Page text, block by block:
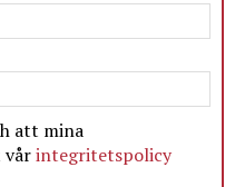
att mina
vårintegritetspolicy